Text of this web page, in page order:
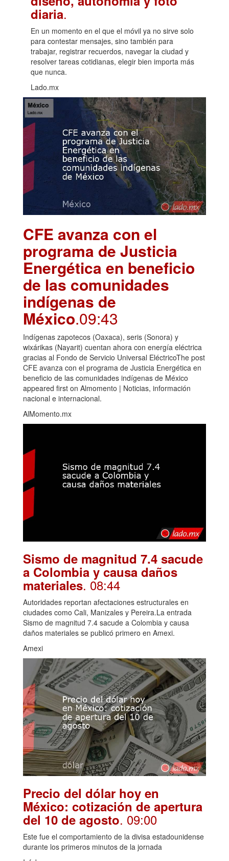
diaria.
En un momento en el que el móvil ya no sirve solo
para contestar mensajes, sino también para
trabajar, registrar recuerdos, navegar la ciudad y
resolver tareas cotidianas, elegir bien importa más
que nunca.
Lado.mx
CFE avanza con el
programa de Justicia
Energética en beneficio
de las comunidades
indígenas de
México.09:43
Indígenas zapotecos (Oaxaca), seris (Sonora) y
wixárikas (Nayarit) cuentan ahora con energía eléctrica
gracias al Fondo de Servicio Universal EléctricoThe post
CFE avanza con el programa de Justicia Energética en
beneficio de las comunidades indígenas de México
appeared first on Almomento | Noticias, información
nacional e internacional.
AlMomento.mx
Sismo de magnitud 7.4 sacude
a Colombia y causa daños
materiales. 08:44
Autoridades reportan afectaciones estructurales en
ciudades como Cali, Manizales y Pereira.La entrada
Sismo de magnitud 7.4 sacude a Colombia y causa
daños materiales se publicó primero en Amexi.
Amexi
Precio del dólar hoy en
México: cotización de apertura
del 10 de agosto. 09:00
Este fue el comportamiento de la divisa estadounidense
durante los primeros minutos de la jornada